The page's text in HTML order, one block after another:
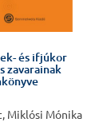
és ifjúkor
zavarainak
Miklósi Mónika